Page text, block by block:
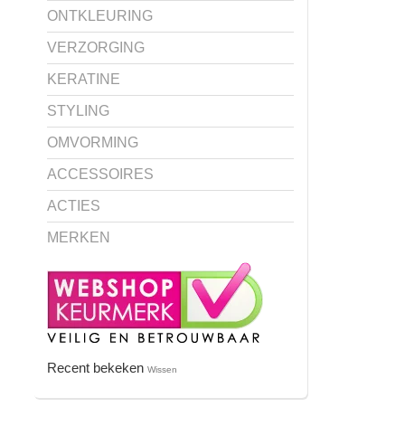
ONTKLEURING
VERZORGING
KERATINE
STYLING
OMVORMING
ACCESSOIRES
ACTIES
MERKEN
Recent bekeken Wissen